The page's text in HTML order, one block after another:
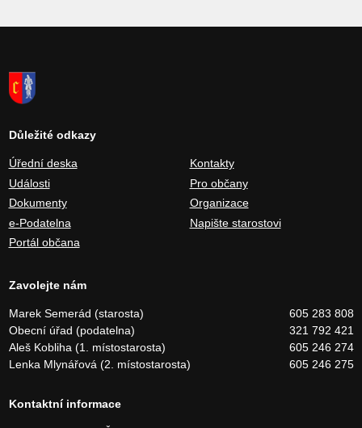
Důležité odkazy
Úřední deska
Události
Dokumenty
e-Podatelna
Portál občana
Kontakty
Pro občany
Organizace
Napište starostovi
Zavolejte nám
Marek Semerád (starosta)
605 283 808
Obecní úřad (podatelna)
321 792 421
Aleš Kobliha (1. místostarosta)
605 246 274
Lenka Mlynářová (2. místostarosta)
605 246 275
Kontaktní informace